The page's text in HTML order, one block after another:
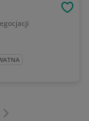
Następna strona